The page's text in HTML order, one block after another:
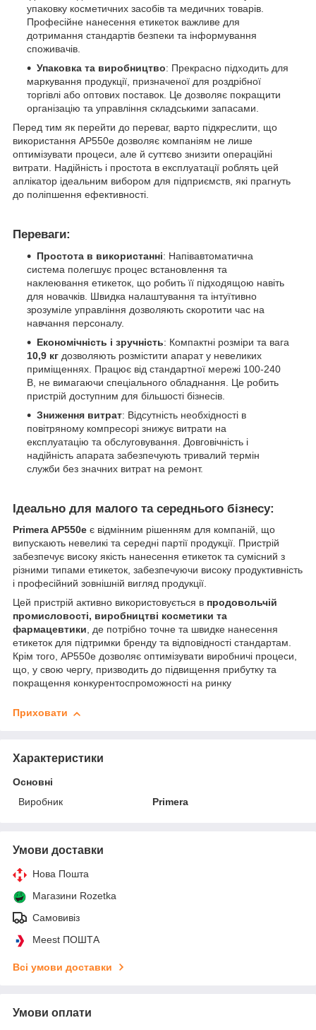
упаковку косметичних засобів та медичних товарів.
Професійне нанесення етикеток важливе для
дотримання стандартів безпеки та інформування
споживачів.
Упаковка та виробництво: Прекрасно підходить для
маркування продукції, призначеної для роздрібної
торгівлі або оптових поставок. Це дозволяє покращити
організацію та управління складськими запасами.
Перед тим як перейти до переваг, варто підкреслити, що
використання AP550e дозволяє компаніям не лише
оптимізувати процеси, але й суттєво знизити операційні
витрати. Надійність і простота в експлуатації роблять цей
аплікатор ідеальним вибором для підприємств, які прагнуть
до поліпшення ефективності.
Переваги:
Простота в використанні: Напівавтоматична
система полегшує процес встановлення та
наклеювання етикеток, що робить її підходящою навіть
для новачків. Швидка налаштування та інтуїтивно
зрозуміле управління дозволяють скоротити час на
навчання персоналу.
Економічність і зручність: Компактні розміри та вага
10,9 кг дозволяють розмістити апарат у невеликих
приміщеннях. Працює від стандартної мережі 100-240
В, не вимагаючи спеціального обладнання. Це робить
пристрій доступним для більшості бізнесів.
Зниження витрат: Відсутність необхідності в
повітряному компресорі знижує витрати на
експлуатацію та обслуговування. Довговічність і
надійність апарата забезпечують тривалий термін
служби без значних витрат на ремонт.
Ідеально для малого та середнього бізнесу:
Primera AP550e є відмінним рішенням для компаній, що
випускають невеликі та середні партії продукції. Пристрій
забезпечує високу якість нанесення етикеток та сумісний з
різними типами етикеток, забезпечуючи високу продуктивність
і професійний зовнішній вигляд продукції.
Цей пристрій активно використовується в продовольчій
промисловості, виробництві косметики та
фармацевтики, де потрібно точне та швидке нанесення
етикеток для підтримки бренду та відповідності стандартам.
Крім того, AP550e дозволяє оптимізувати виробничі процеси,
що, у свою чергу, призводить до підвищення прибутку та
покращення конкурентоспроможності на ринку
Приховати
Характеристики
Основні
Виробник
Primera
Умови доставки
Нова Пошта
Магазини Rozetka
Самовивіз
Meest ПОШТА
Всі умови доставки
Умови оплати